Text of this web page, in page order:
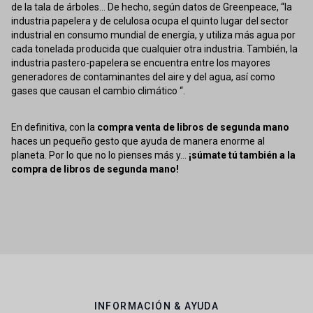
de la tala de árboles... De hecho, según datos de Greenpeace, “la
industria papelera y de celulosa ocupa el quinto lugar del sector
industrial en consumo mundial de energía, y utiliza más agua por
cada tonelada producida que cualquier otra industria. También, la
industria pastero-papelera se encuentra entre los mayores
generadores de contaminantes del aire y del agua, así como
gases que causan el cambio climático “.
En definitiva, con la compra venta de libros de segunda mano
haces un pequeño gesto que ayuda de manera enorme al
planeta. Por lo que no lo pienses más y... ¡súmate tú también a la
compra de libros de segunda mano!
INFORMACIÓN & AYUDA